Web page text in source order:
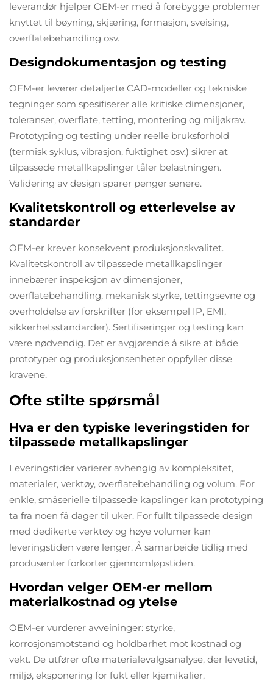
leverandør hjelper OEM-er med å forebygge problemer
knyttet til bøyning, skjæring, formasjon, sveising,
overflatebehandling osv.
Designdokumentasjon og testing
OEM-er leverer detaljerte CAD-modeller og tekniske
tegninger som spesifiserer alle kritiske dimensjoner,
toleranser, overflate, tetting, montering og miljøkrav.
Prototyping og testing under reelle bruksforhold
(termisk syklus, vibrasjon, fuktighet osv.) sikrer at
tilpassede metallkapslinger tåler belastningen.
Validering av design sparer penger senere.
Kvalitetskontroll og etterlevelse av
standarder
OEM-er krever konsekvent produksjonskvalitet.
Kvalitetskontroll av tilpassede metallkapslinger
innebærer inspeksjon av dimensjoner,
overflatebehandling, mekanisk styrke, tettingsevne og
overholdelse av forskrifter (for eksempel IP, EMI,
sikkerhetsstandarder). Sertifiseringer og testing kan
være nødvendig. Det er avgjørende å sikre at både
prototyper og produksjonsenheter oppfyller disse
kravene.
Ofte stilte spørsmål
Hva er den typiske leveringstiden for
tilpassede metallkapslinger
Leveringstider varierer avhengig av kompleksitet,
materialer, verktøy, overflatebehandling og volum. For
enkle, småserielle tilpassede kapslinger kan prototyping
ta fra noen få dager til uker. For fullt tilpassede design
med dedikerte verktøy og høye volumer kan
leveringstiden være lenger. Å samarbeide tidlig med
produsenter forkorter gjennomløpstiden.
Hvordan velger OEM-er mellom
materialkostnad og ytelse
OEM-er vurderer avveininger: styrke,
korrosjonsmotstand og holdbarhet mot kostnad og
vekt. De utfører ofte materialevalgsanalyse, der levetid,
miljø, eksponering for fukt eller kjemikalier,